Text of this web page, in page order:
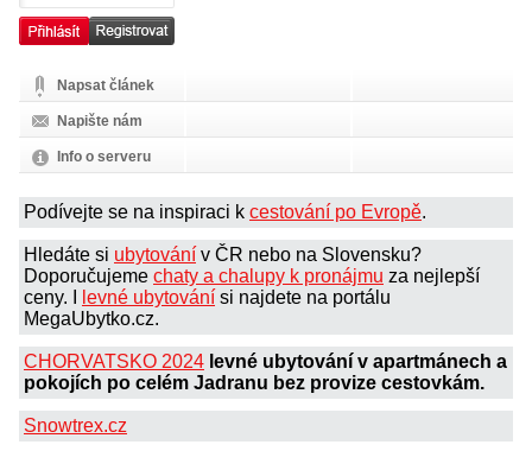
Napsat článek
Napište nám
Info o serveru
Podívejte se na inspiraci k cestování po Evropě.
Hledáte si ubytování v ČR nebo na Slovensku?
Doporučujeme chaty a chalupy k pronájmu za nejlepší
ceny. I
levné ubytování si najdete na portálu
MegaUbytko.cz.
CHORVATSKO 2024 levné ubytování v apartmánech a
pokojích po celém Jadranu bez provize cestovkám.
Snowtrex.cz